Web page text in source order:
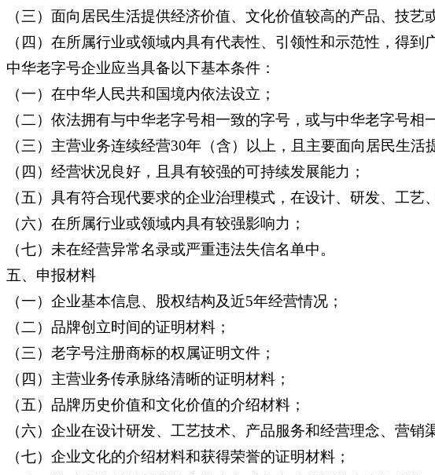
（三）面向居民生活提供经济价值、文化价值较高的产品、技艺
（四）在所属行业或领域内具有代表性、引领性和示范性，得到
中华老字号企业应当具备以下基本条件：
（一）在中华人民共和国境内依法设立；
（二）依法拥有与中华老字号相一致的字号，或与中华老字号
（三）主营业务连续经营30年（含）以上，且主要面向居民生活
（四）经营状况良好，且具有较强的可持续发展能力；
（五）具有符合现代要求的企业治理模式，在设计、研发、工
（六）在所属行业或领域内具有较强影响力；
（七）未在经营异常名录或严重违法失信名单中。
五、申报材料
（一）企业基本信息、股权结构及近5年经营情况；
（二）品牌创立时间的证明材料；
（三）老字号注册商标的权属证明文件；
（四）主营业务传承脉络清晰的证明材料；
（五）品牌历史价值和文化价值的介绍材料；
（六）企业在设计研发、工艺技术、产品服务和经营理念、营销
（七）企业文化的介绍材料和获得荣誉的证明材料；